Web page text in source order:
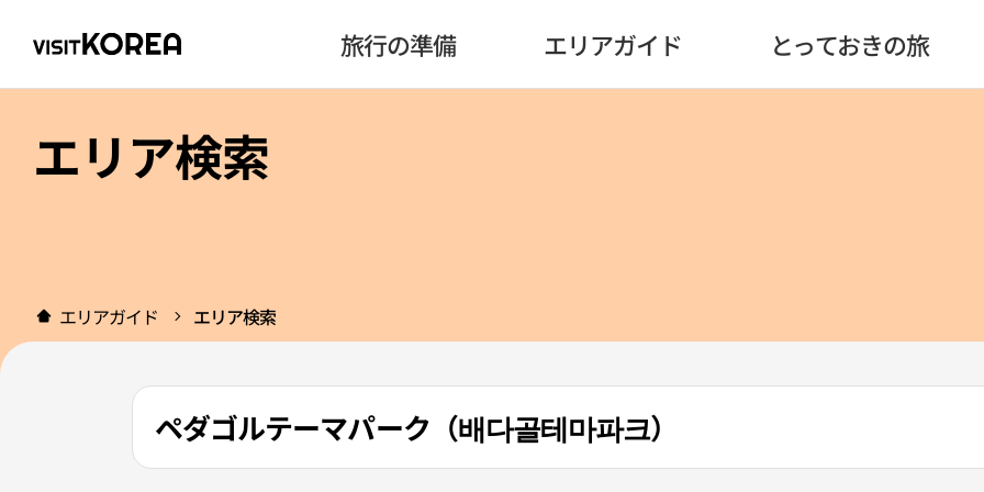
旅行の準備 エリアガイド とっておきの旅
エリア検索
エリアガイド エリア検索
ペダゴルテーマパーク（배다골테마파크）